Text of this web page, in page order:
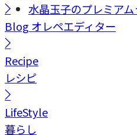
水晶玉子のプレミア
Blog オレペエディター
Recipe
レシピ
LifeStyle
暮らし